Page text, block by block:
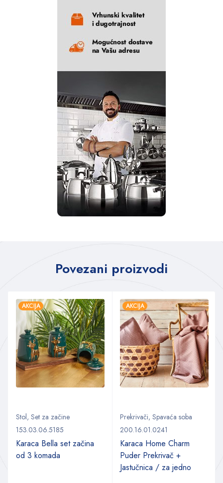
Povezani proizvodi
AKCIJA
Stol, Set za začine
153.03.06.5185
Karaca Bella set začina
od 3 komada
AKCIJA
Prekrivači, Spavaća soba
200.16.01.0241
Karaca Home Charm
Puder Prekrivač +
Jastučnica / za jedno